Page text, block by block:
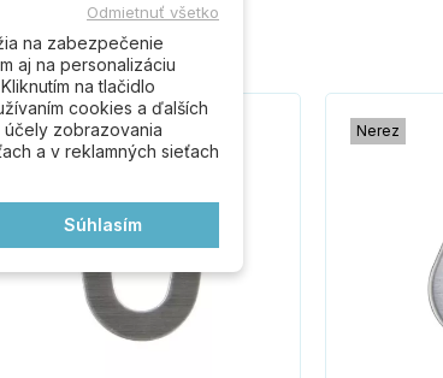
tiež:
Nerez Nerez
Odmietnuť všetko
na zabezpečenie
aj na personalizáciu
na tlačidlo
cookies a ďalších
zobrazovania
a v reklamných sieťach
Súhlasím